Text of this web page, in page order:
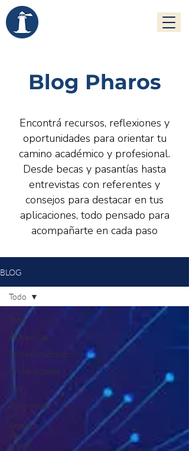
Blog Pharos
Encontrá recursos, reflexiones y
oportunidades para orientar tu
camino académico y profesional.
Desde becas y pasantías hasta
entrevistas con referentes y
consejos para destacar en tus
aplicaciones, todo pensado para
acompañarte en cada paso
BLOG
Todo
Entrevistas
Profesionalización
Universidades
Tips
Programas
en
América
del
Norte
Todo